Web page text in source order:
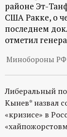
о
р
т
а
л
районе Эт-
США Ракке, о
последнем
отметил
Минобороны РФ
Либеральный
Кынев* назвал
«кризисе» в